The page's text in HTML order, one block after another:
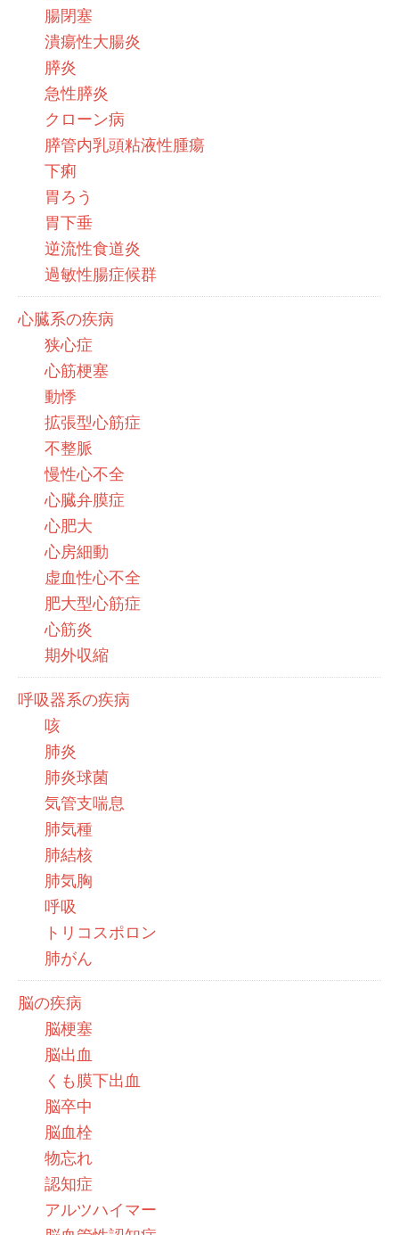
腸閉塞
潰瘍性大腸炎
膵炎
急性膵炎
クローン病
膵管内乳頭粘液性腫瘍
下痢
胃ろう
胃下垂
逆流性食道炎
過敏性腸症候群
心臓系の疾病
狭心症
心筋梗塞
動悸
拡張型心筋症
不整脈
慢性心不全
心臓弁膜症
心肥大
心房細動
虚血性心不全
肥大型心筋症
心筋炎
期外収縮
呼吸器系の疾病
咳
肺炎
肺炎球菌
気管支喘息
肺気種
肺結核
肺気胸
呼吸
トリコスポロン
肺がん
脳の疾病
脳梗塞
脳出血
くも膜下出血
脳卒中
脳血栓
物忘れ
認知症
アルツハイマー